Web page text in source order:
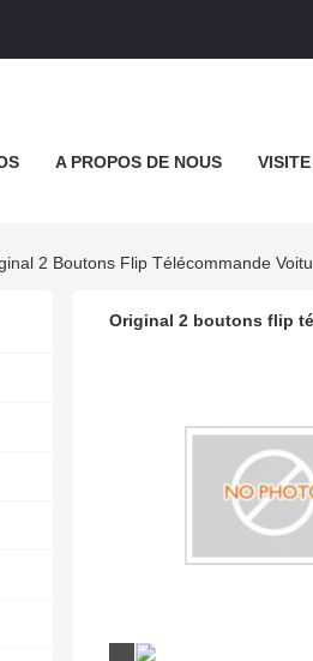
A PROPOS DE NOUS
2 Boutons Flip Télécommande
Original 2 boutons flip